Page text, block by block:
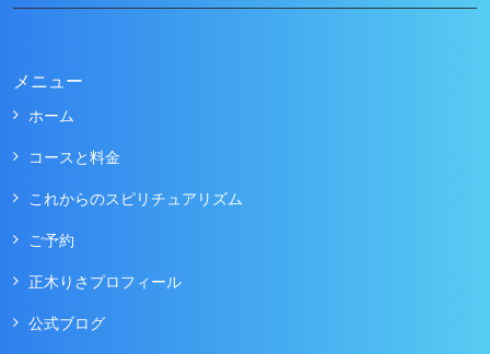
メニュー
ホーム
コースと料金
これからのスピリチュアリズム
ご予約
正木りさプロフィール
公式ブログ